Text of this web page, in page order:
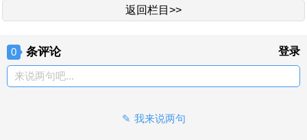
返回栏目>>
0 条评论 登录
来说两句吧...
我来说两句